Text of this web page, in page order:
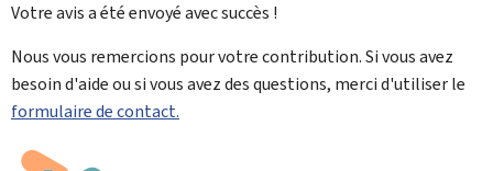
Votre avis a été envoyé avecsuccès !
Nous vous remercions pour votre contribution. Si vous avez
besoin d'aide ou si vous avez des questions, merci d'utiliser le
formulaire de contact.